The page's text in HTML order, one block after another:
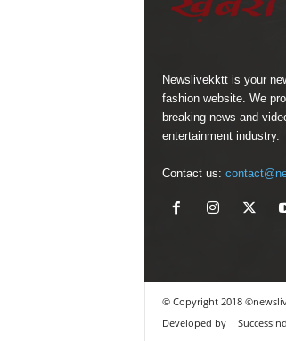
Newslivekktt is your
fashion website. We
breaking news and
entertainment industry.
Contact us:
© Copyright 2018
Developed by